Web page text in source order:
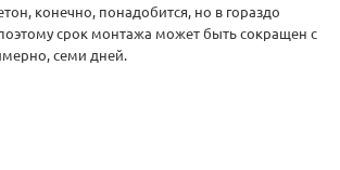
конечно, понадобится, но в гораздо
срок монтажа может быть сокращен с
семи дней.